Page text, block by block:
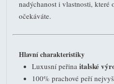
nadýchanost i vlastnosti, které
očekáváte.
Hlavní charakteristiky
Luxusní peřina italské
100% prachové peří